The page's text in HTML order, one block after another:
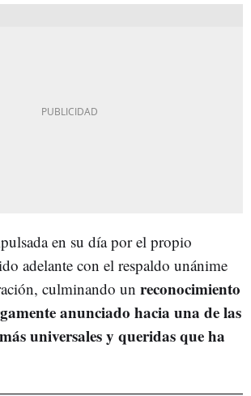
en su día por el propio
adelante con el respaldo unánime
culminando un reconocimiento
anunciado hacia una de las
universales y queridas que ha